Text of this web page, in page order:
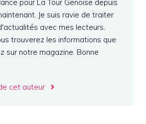
pour La Tour Genoise depuis
Je suis ravie de traiter
avec mes lecteurs.
trouverez les informations que
sur notre magazine. Bonne
cet auteur